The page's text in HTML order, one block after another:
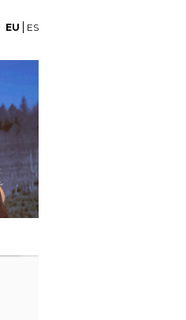
EU ES